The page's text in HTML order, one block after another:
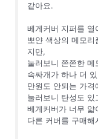
같아요.
베게커버 지퍼를 열
뽀얀 색상의 메모
지만,
눌러보니 쫀쫀한 메
속싸개가 하나 더
만원도 안되는 가
눌러보니 탄성도
베게커버가 너무 얇
다른 커버를 구매